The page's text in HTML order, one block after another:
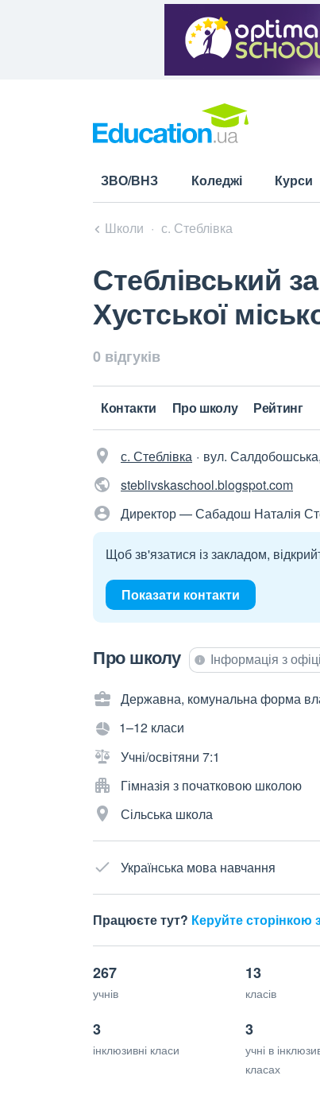
ЗВО/ВНЗ Коледжі Курси
Школи с. Стеблівка
Стеблівський
Хустської
0 відгуків
Контакти Про школу Рейтинг
с. Стеблівка вул.
steblivskaschool.blogspot.com
Директор — Сабадош Наталія
Щоб зв'язатися із закладом,
Показати контакти
Про школу Інформація з
Державна, комунальна форма
1–12 класи
Учні/освітяни 7:1
Гімназія з початковою школою
Сільська школа
Українська мова навчання
Працюєте тут? Керуйте сторінкою
267
учнів
13
класів
3
інклюзивні класи
3
учні в
класах